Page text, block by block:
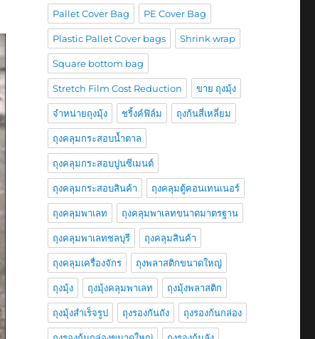
Pallet Cover Bag PE Cover Bag
Plastic Pallet Cover bags Shrink wrap
Square bottom bag
Stretch Film Cost Reduction ขาย ถุงมุ้ง
จำหน่ายถุงมุ้ง ชริ้งค์ฟิล์ม ถุงก้นสี่เหลี่ยม
ถุงคลุมกระสอบน้ำตาล
ถุงคลุมกระสอบปูนซีเมนต์
ถุงคลุมกระสอบสินค้า ถุงคลุมตู้คอนเทนเนอร์
ถุงคลุมพาเลท ถุงคลุมพาเลทขนาดมาตรฐาน
ถุงคลุมพาเลทชลบุรี ถุงคลุมสินค้า
ถุงคลุมเครื่องจักร ถุงพลาสติกขนาดใหญ่
ถุงมุ้ง ถุงมุ้งคลุมพาเลท ถุงมุ้งพลาสติก
ถุงมุ้งสำเร็จรูป ถุงรองกันถัง ถุงรองก้นกล่อง